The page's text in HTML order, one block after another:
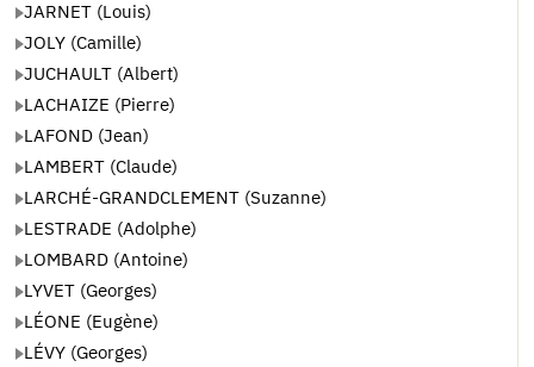
JARNET (Louis)
JOLY (Camille)
JUCHAULT (Albert)
LACHAIZE (Pierre)
LAFOND (Jean)
LAMBERT (Claude)
LARCHÉ-GRANDCLEMENT (Suzanne)
LESTRADE (Adolphe)
LOMBARD (Antoine)
LYVET (Georges)
LÉONE (Eugène)
LÉVY (Georges)